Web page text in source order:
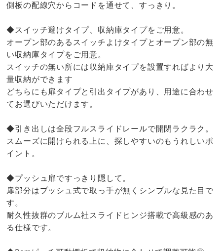
側板の配線穴からコードを通せて、すっきり。
◆スイッチ避けタイプ、収納庫タイプをご用意。
オープン部のあるスイッチよけタイプとオープン部の無
い収納庫タイプをご用意。
スイッチの無い所には収納庫タイプを設置すればより大
量収納ができます
どちらにも扉タイプと引出タイプがあり、用途に合わせ
てお選びいただけます。
◆引き出しは全段フルスライドレールで開閉ラクラク。
スムーズに開けられる上に、探しやすいのもうれしいポ
イント。
◆プッシュ扉ですっきり隠して。
扉部分はプッシュ式で取っ手が無くシンプルな見た目で
す。
耐久性抜群のブルム社スライドヒンジ搭載で高級感のあ
る仕様です。